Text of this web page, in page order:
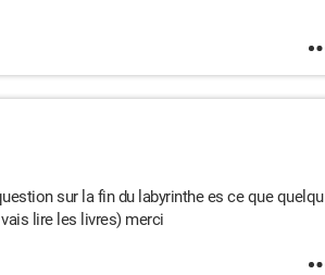
sur la fin du labyrinthe es ce que quelqu
lire les livres) merci